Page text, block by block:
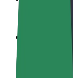
Legg til flåten
Bolt-